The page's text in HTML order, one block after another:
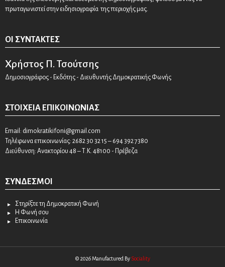
πρωταγωνιστεί στην ειδησιογραφία της περιοχής μας.
ΟΙ ΣΥΝΤΆΚΤΕΣ
Χρήστος Π. Τσούτσης
Δημοσιογράφος - Εκδότης - Διευθυντής Δημοκρατικής Φωνής
ΣΤΟΙΧΕΊΑ ΕΠΙΚΟΙΝΩΝΊΑΣ
Email: dimokratikifoni@gmail.com
Τηλέφωνα επικοινωνίας: 2682 30 32 15 – 694 392 7380
Διεύθυνση: Ανακτορίου 48 – Τ.Κ. 48100 - Πρέβεζα
ΣΎΝΔΕΣΜΟΙ
Στηρίξτε τη Δημοκρατική Φωνή
Η Φωνή σου
Επικοινωνία
© 2026 Manufactured By Sociality